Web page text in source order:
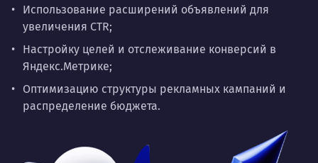
Использование расширений объявлений для
увеличения CTR;
Настройку целей и отслеживание конверсий в
Яндекс.Метрике;
Оптимизацию структуры рекламных кампаний и
распределение бюджета.